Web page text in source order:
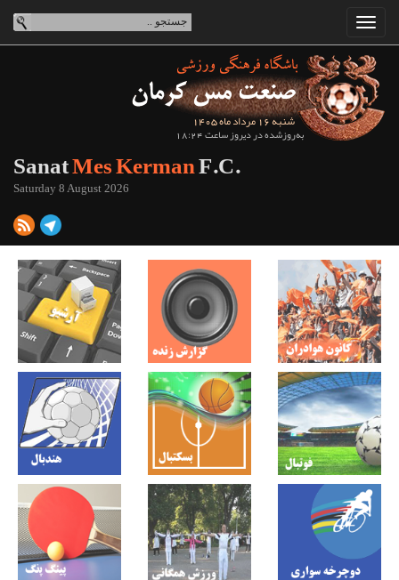
شنبه 16 مرداد ماه 1405
به‌روزشده در دیروز ساعت 18:24
SanatMes KermanF.C.
Saturday 8 August 2026